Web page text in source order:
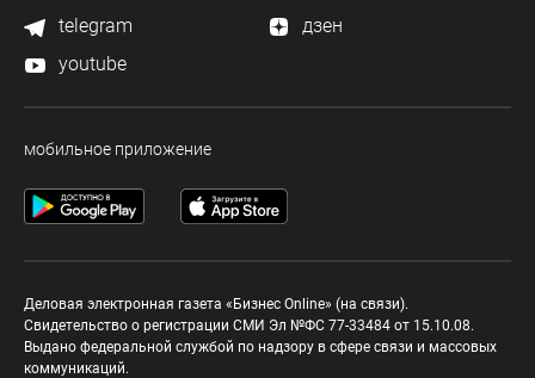
telegram
дзен
youtube
мобильное приложение
Деловая электронная газета «Бизнес Online» (на связи).
Свидетельство о регистрации СМИ Эл №ФС 77-33484 от 15.10.08.
Выдано федеральной службой по надзору в сфере связи и массовых
коммуникаций.